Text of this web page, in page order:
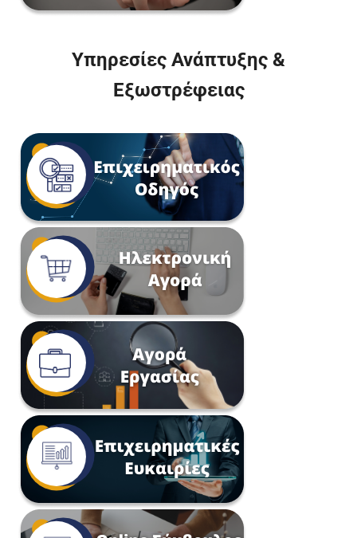
Υπηρεσίες Ανάπτυξης &
Εξωστρέφειας